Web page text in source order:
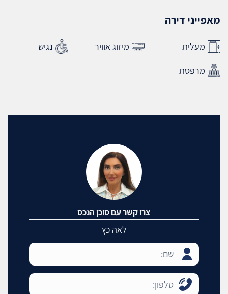
מאפייני דירה
מעלית מיזוג אוויר נגיש
מרפסת
צרו קשר עם סוכן הנכס
לאה כץ